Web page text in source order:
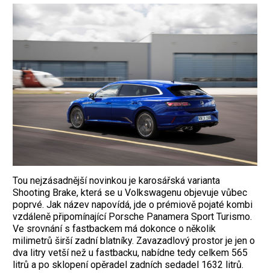
Tou nejzásadnější novinkou je karosářská varianta
Shooting Brake, která se u Volkswagenu objevuje vůbec
poprvé. Jak název napovídá, jde o prémiově pojaté kombi
vzdáleně připomínající Porsche Panamera Sport Turismo.
Ve srovnání s fastbackem má dokonce o několik
milimetrů širší zadní blatníky. Zavazadlový prostor je jen o
dva litry vetší než u fastbacku, nabídne tedy celkem 565
litrů a po sklopení opěradel zadních sedadel 1632 litrů.